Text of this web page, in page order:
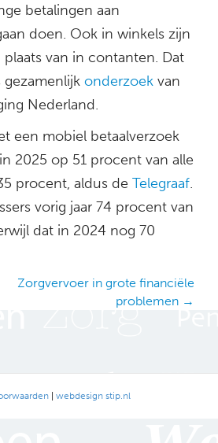
betalingen aan
doen. Ook in winkels zijn
van in contanten. Dat
gezamenlijk onderzoek van
Nederland.
een mobiel betaalverzoek
2025 op 51 procent van alle
procent, aldus de Telegraaf.
vorig jaar 74 procent van
dat in 2024 nog 70
Zorgvervoer in grote financiële
problemen →
| webdesign stip.nl